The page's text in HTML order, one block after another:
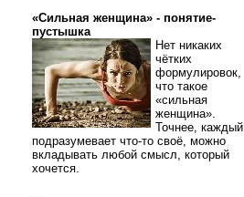
«Сильная женщина» - понятие-
пустышка
Нет никаких
чётких
формулировок,
что такое
«сильная
женщина».
Точнее, каждый
подразумевает что-то своё, можно
вкладывать любой смысл, который
хочется.